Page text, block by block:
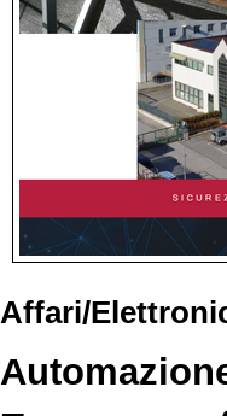
Affari/